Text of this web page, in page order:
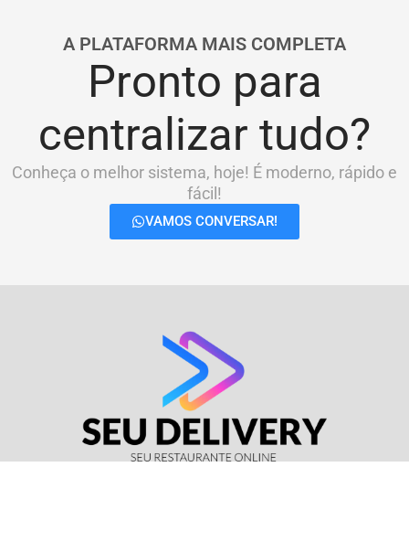
A PLATAFORMA MAIS COMPLETA
Pronto para
centralizar tudo?
Conheça o melhor sistema, hoje! É moderno, rápido e
fácil!
VAMOS CONVERSAR!